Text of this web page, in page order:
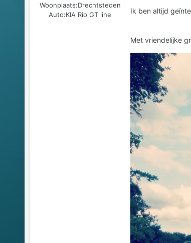
Woonplaats:Drechtsteden
Auto:KIA Rio GT line Ik ben altijd
Met vriendelijke